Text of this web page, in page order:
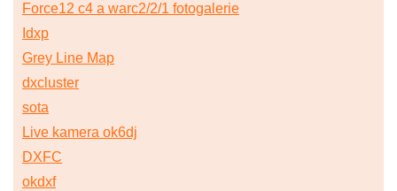
Force12 c4 a warc2/2/1 fotogalerie
Idxp
Grey Line Map
dxcluster
sota
Live kamera ok6dj
DXFC
okdxf